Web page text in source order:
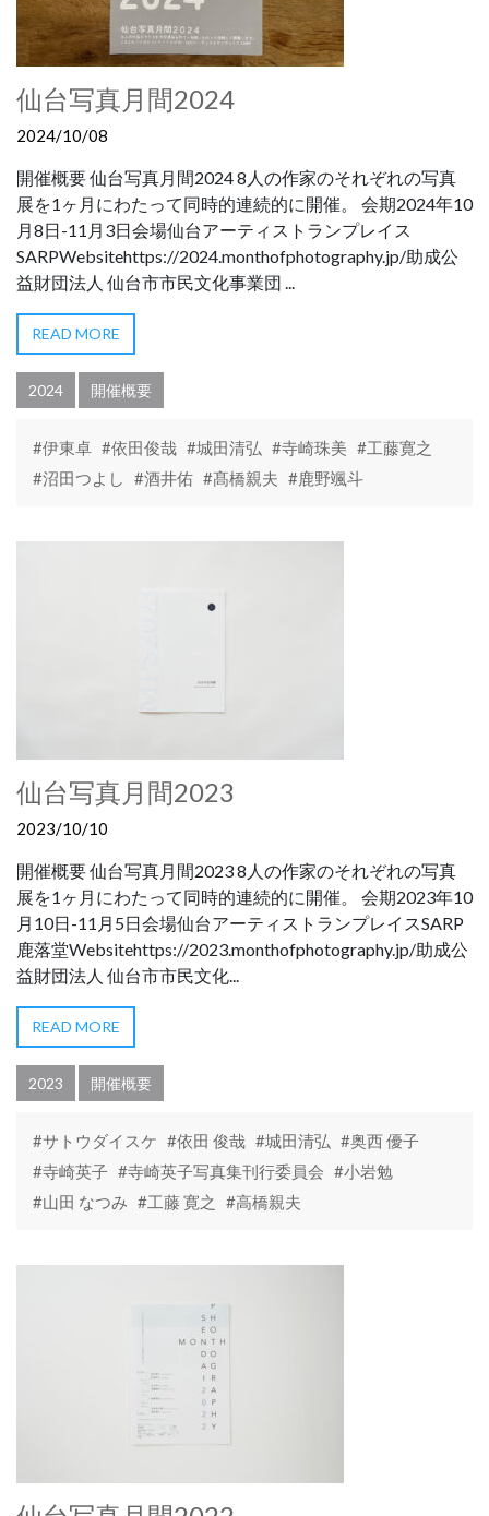
仙台写真月間2024
2024/10/08
開催概要 仙台写真月間2024 8人の作家のそれぞれの写真
展を1ヶ月にわたって同時的連続的に開催。 会期2024年10
月8日-11月3日会場仙台アーティストランプレイス
SARPWebsitehttps://2024.monthofphotography.jp/助成公
益財団法人 仙台市市民文化事業団 ...
READ MORE
2024 開催概要
#伊東卓 #依田俊哉 #城田清弘 #寺崎珠美 #工藤寛之
#沼田つよし
#酒井佑 #髙橋親夫 #鹿野颯斗
仙台写真月間2023
2023/10/10
開催概要 仙台写真月間2023 8人の作家のそれぞれの写真
展を1ヶ月にわたって同時的連続的に開催。 会期2023年10
月10日-11月5日会場仙台アーティストランプレイスSARP
鹿落堂Websitehttps://2023.monthofphotography.jp/助成公
益財団法人 仙台市市民文化...
READ MORE
2023 開催概要
#サトウダイスケ #依田 俊哉 #城田清弘 #奥西 優子
#寺崎英子 #寺崎英子写真集刊行委員会 #小岩勉
#山田 なつみ #工藤 寛之 #高橋親夫